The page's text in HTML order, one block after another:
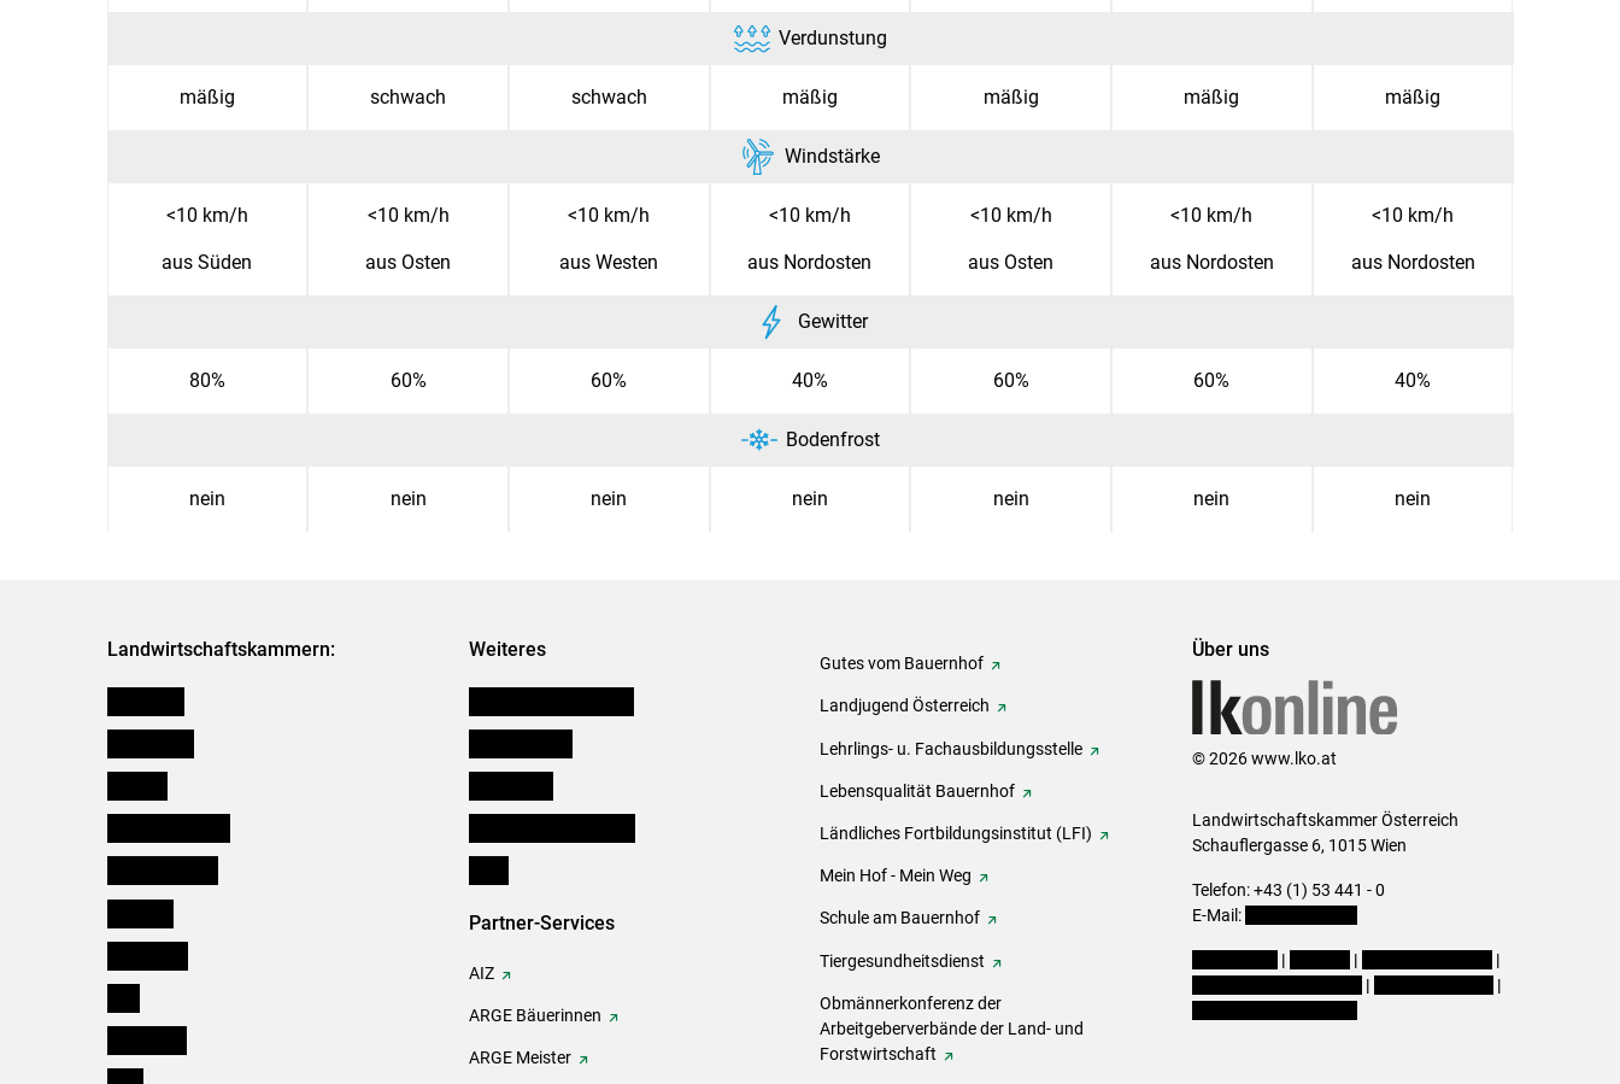
Verdunstung
mäßig schwach schwach mäßig mäßig mäßig mäßig
Windstärke
<10 km/h
aus Süden
<10 km/h
aus Osten
<10 km/h
aus Westen
<10 km/h
aus Nordosten
<10 km/h
aus Osten
<10 km/h
aus Nordosten
<10 km/h
aus Nordosten
Gewitter
80% 60% 60% 40% 60% 60% 40%
Bodenfrost
nein nein nein nein nein nein nein
Landwirtschaftskammern: Weiteres
Partner-Services
AIZ
ARGE Bäuerinnen
ARGE Meister
Gutes vom Bauernhof
Landjugend Österreich
Lehrlings- u. Fachausbildungsstelle
Lebensqualität Bauernhof
Ländliches Fortbildungsinstitut (LFI)
Mein Hof - Mein Weg
Schule am Bauernhof
Tiergesundheitsdienst
Obmännerkonferenz der
Arbeitgeberverbände der Land- und
Forstwirtschaft
Über uns
© 2026 www.lko.at
Landwirtschaftskammer Österreich
Schauflergasse 6, 1015 Wien
Telefon:+43 (1) 53 441 - 0
E-Mail:
| |
|
|
|